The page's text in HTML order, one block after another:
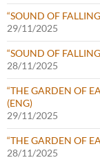
“SOUND OF
29/11/2025
“SOUND OF
28/11/2025
“THE GARDEN OF
(ENG)
29/11/2025
“THE GARDEN OF
28/11/2025